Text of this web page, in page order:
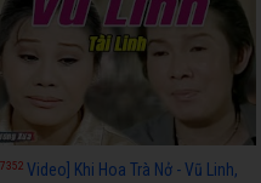
7352 Video] Khi Hoa Trà Nở - Vũ Linh,